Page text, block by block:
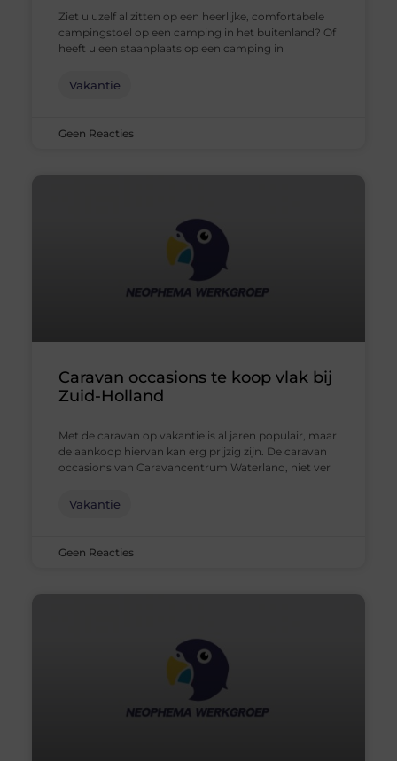
Ziet u uzelf al zitten op een heerlijke, comfortabele
campingstoel op een camping in het buitenland? Of
heeft u een staanplaats op een camping in
Vakantie
Geen Reacties
Caravan occasions te koop vlak bij
Zuid-Holland
Met de caravan op vakantie is al jaren populair, maar
de aankoop hiervan kan erg prijzig zijn. De caravan
occasions van Caravancentrum Waterland, niet ver
Vakantie
Geen Reacties